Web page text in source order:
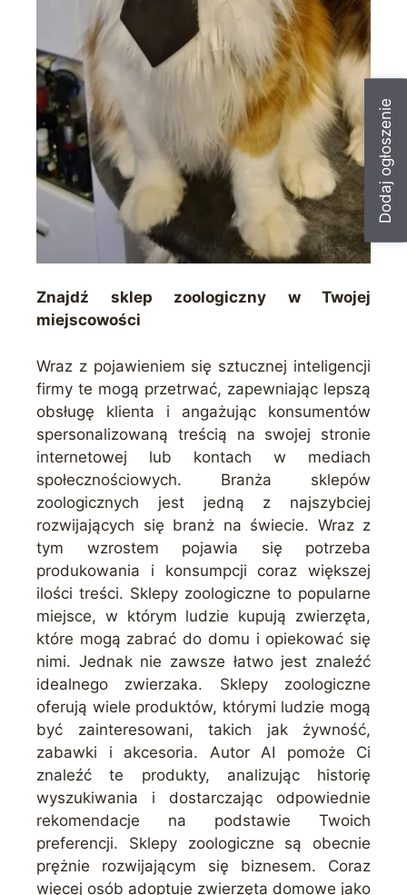
Dodaj ogłoszenie
Znajdź sklep zoologiczny w Twojej
miejscowości
Wraz z pojawieniem się sztucznej inteligencji
firmy te mogą przetrwać, zapewniając lepszą
obsługę klienta i angażując konsumentów
spersonalizowaną treścią na swojej stronie
internetowej lub kontach w mediach
społecznościowych. Branża sklepów
zoologicznych jest jedną z najszybciej
rozwijających się branż na świecie. Wraz z
tym wzrostem pojawia się potrzeba
produkowania i konsumpcji coraz większej
ilości treści. Sklepy zoologiczne to popularne
miejsce, w którym ludzie kupują zwierzęta,
które mogą zabrać do domu i opiekować się
nimi. Jednak nie zawsze łatwo jest znaleźć
idealnego zwierzaka. Sklepy zoologiczne
oferują wiele produktów, którymi ludzie mogą
być zainteresowani, takich jak żywność,
zabawki i akcesoria. Autor AI pomoże Ci
znaleźć te produkty, analizując historię
wyszukiwania i dostarczając odpowiednie
rekomendacje na podstawie Twoich
preferencji. Sklepy zoologiczne są obecnie
prężnie rozwijającym się biznesem. Coraz
więcej osób adoptuje zwierzęta domowe jako